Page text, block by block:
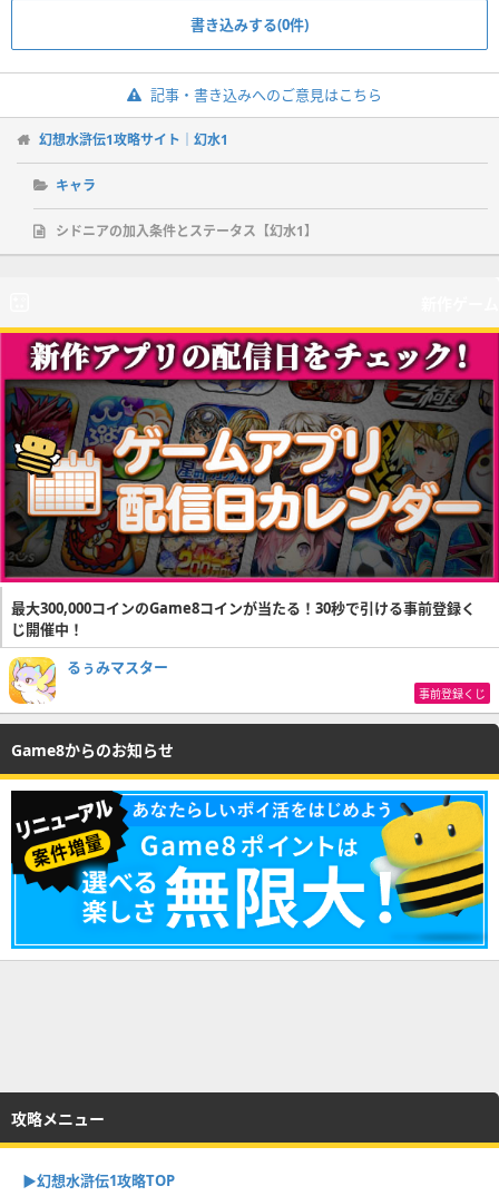
書き込みする(0件)
記事・書き込みへのご意見はこちら
幻想水滸伝1攻略サイト｜幻水1
キャラ
シドニアの加入条件とステータス【幻水1】
最大300,000コインのGame8コインが当たる！30秒で引ける事前登録く
じ開催中！
るぅみマスター
事前登録くじ
Game8からのお知らせ
攻略メニュー
▶︎幻想水滸伝1攻略TOP